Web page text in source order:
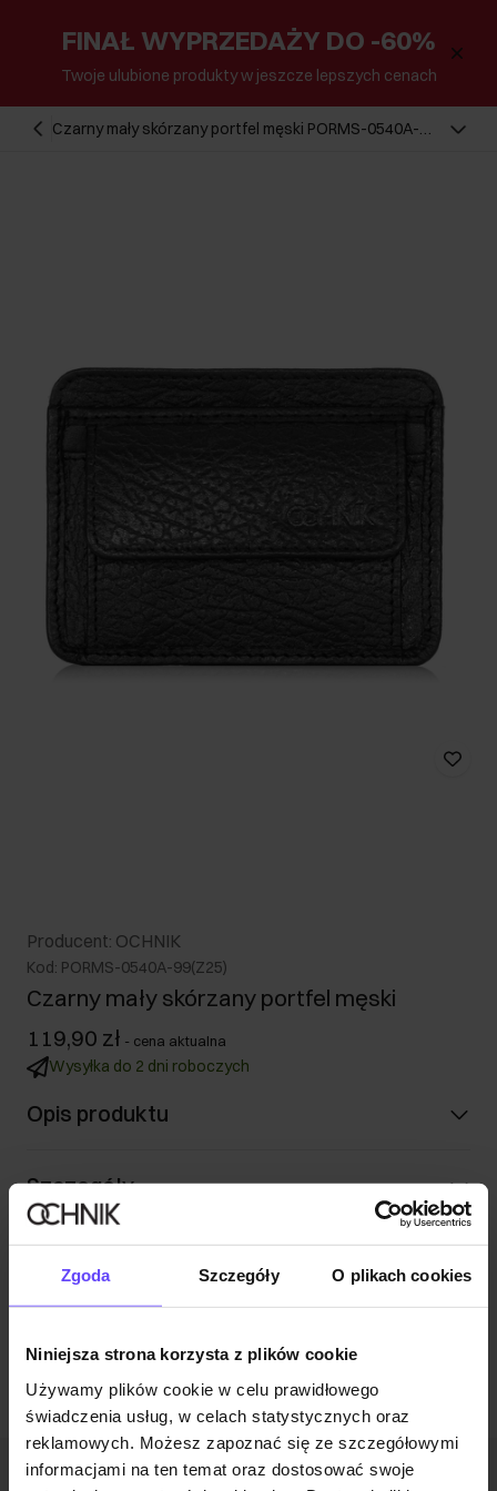
Zgoda Szczegóły O plikach cookies
Niniejsza strona korzysta z plików cookie
Używamy plików cookie w celu prawidłowego
świadczenia usług, w celach statystycznych oraz
reklamowych. Możesz zapoznać się ze szczegółowymi
informacjami na ten temat oraz dostosować swoje
FINAŁ WYPRZEDAŻY DO -60%
Twoje ulubione produkty w jeszcze lepszych cenach
Czarny mały skórzany portfel męski PORMS-0540A-
Producent: OCHNIK
Kod: PORMS-0540A-99(Z25)
Czarny mały skórzany portfel męski
119,90 zł - cena aktualna
Wysyłka do 2 dni roboczych
Opis produktu
Szczegóły